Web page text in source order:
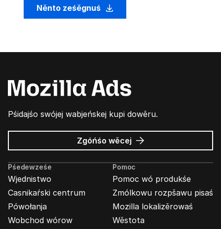
Něnto ześěgnuś
Pśidajśo swójej wabjeńskej kupi dowěru.
Zgóńśo wěcej wó
Wabjenje
Mozilla
Pśedewześe
Wjednistwo
Casnikaŕski centrum
Pówołanja
Wobchod wórow
Pomoc
Pomoc wó produkśe
Zmólkowu rozpšawu pisaś
Mozilla lokalizěrowaś
Wěstota